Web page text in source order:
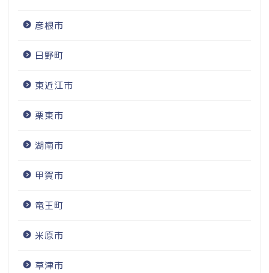
彦根市
日野町
東近江市
栗東市
湖南市
甲賀市
竜王町
米原市
草津市